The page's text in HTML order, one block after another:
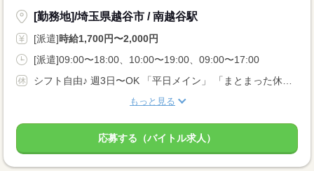
[勤務地]/埼玉県越谷市 / 南越谷駅
[派遣]時給1,700円〜2,000円
[派遣]09:00〜18:00、10:00〜19:00、09:00〜17:00
もっと見る
応募する（バイトル求人）